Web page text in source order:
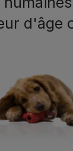
d'âge